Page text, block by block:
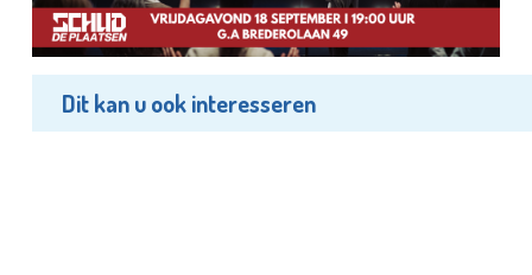
Dit kan u ook interesseren